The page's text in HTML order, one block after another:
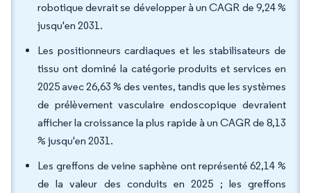
robotique devrait se développer à un CAGR de 9,24 %
jusqu'en 2031.
Les positionneurs cardiaques et les stabilisateurs de
tissu ont dominé la catégorie produits et services en
2025 avec 26,63 % des ventes, tandis que les systèmes
de prélèvement vasculaire endoscopique devraient
afficher la croissance la plus rapide à un CAGR de 8,13
% jusqu'en 2031.
Les greffons de veine saphène ont représenté 62,14 %
de la valeur des conduits en 2025 ; les greffons